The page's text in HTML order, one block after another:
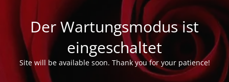
Der Wartungsmodus ist
eingeschaltet
Site will be available soon. Thank you for your patience!